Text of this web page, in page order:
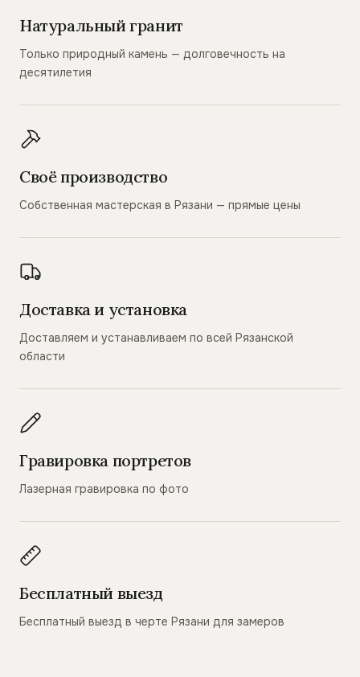
Натуральный гранит
Только природный камень — долговечность на
десятилетия
Своё производство
Собственная мастерская в Рязани — прямые цены
Доставка и установка
Доставляем и устанавливаем по всей Рязанской
области
Гравировка портретов
Лазерная гравировка по фото
Бесплатный выезд
Бесплатный выезд в черте Рязани для замеров